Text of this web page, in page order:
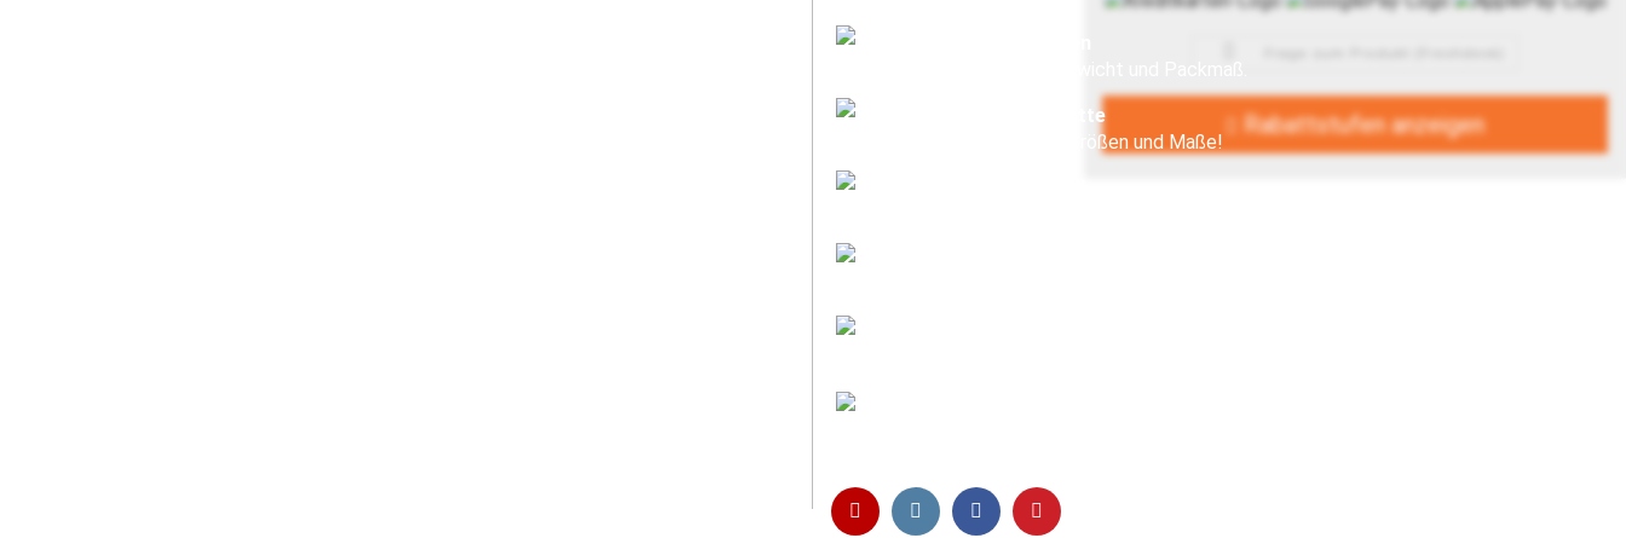
Rabattstufen anzeigen
Individuelle Zuschnitte
Sie bestimmen alle Größen und Maße!